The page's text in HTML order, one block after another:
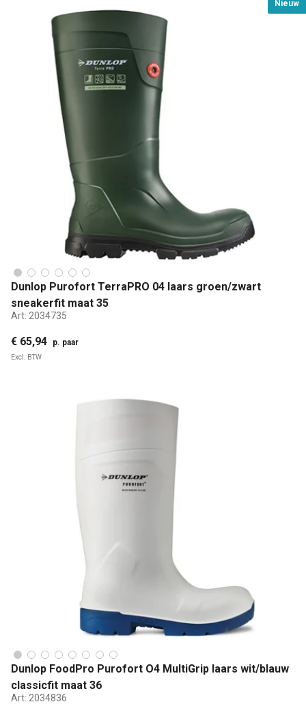
Nieuw
Dunlop Purofort TerraPRO 04 laars groen/zwart
sneakerfit maat 35
Art: 2034735
€ 65,94 p. paar
Excl. BTW
Dunlop FoodPro Purofort O4 MultiGrip laars wit/blauw
classicfit maat 36
Art: 2034836